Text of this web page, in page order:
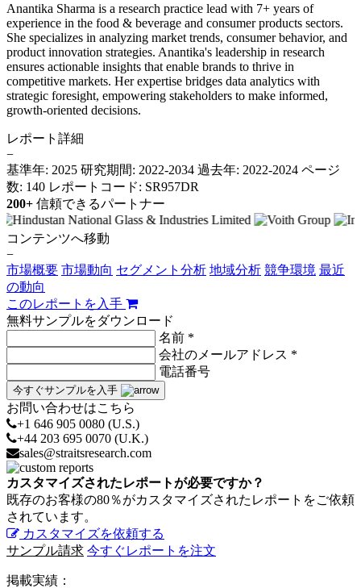
Anantika Sharma is a research practice lead with 7+ years of
experience in the food & beverage and consumer products sectors.
She specializes in analyzing market trends, consumer behavior, and
product innovation strategies. Anantika's leadership in research
ensures actionable insights that enable brands to thrive in
competitive markets. Her expertise bridges data analytics with
strategic foresight, empowering stakeholders to make informed,
growth-oriented decisions.
レポート詳細
−
基準年: 2025 研究期間: 2022-2034 過去年: 2022-2024 ページ
数: 140 レポートコード: SR957DR
200+ 信頼できるパートナー
コンテンツへ移動
−
市場概要 市場動向 セグメント分析 地域分析 競争環境 最近
の動向
このレポートを入手
無料サンプルをダウンロード
名前 *
会社のメールアドレス *
電話番号
今すぐサンプルを入手
お問い合わせはこちら
+1 646 905 0080 (U.S.)
+44 203 695 0070 (U.K.)
sales@straitsresearch.com
カスタマイズされたレポートが必要ですか？
既存のお客様の80％がカスタマイズされたレポートをご依頼
されています。
カスタマイズを依頼する
サンプル請求 今すぐレポートを注文
掲載実績：